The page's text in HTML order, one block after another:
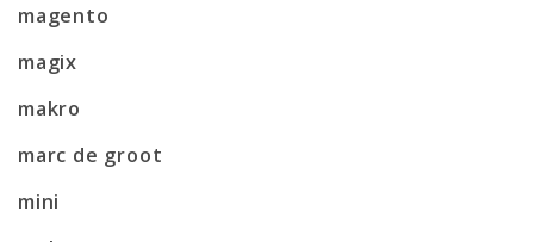
magento
magix
makro
marc de groot
mini